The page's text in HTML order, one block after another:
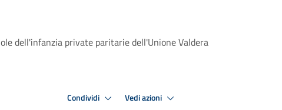
dell'infanzia private paritarie dell'Unione Valdera
Condividi Vedi azioni